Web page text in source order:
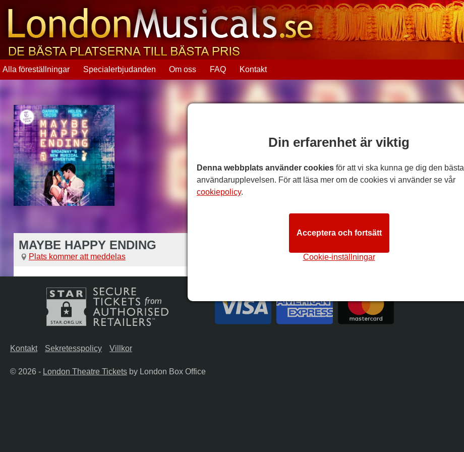
Alla föreställningar Specialerbjudanden Om oss FAQ Kontakt
MAYBE HAPPY ENDING
Plats kommer att meddelas
Kontakt Sekretesspolicy Villkor
© 2026 - London Theatre Tickets by London Box Office
Din erfarenhet är viktig
Denna webbplats använder cookies för att vi ska kunna ge dig den bästa
användarupplevelsen. För att läsa mer om de cookies vi använder se vår
cookiepolicy.
Cookie-inställningar
Acceptera och fortsätt